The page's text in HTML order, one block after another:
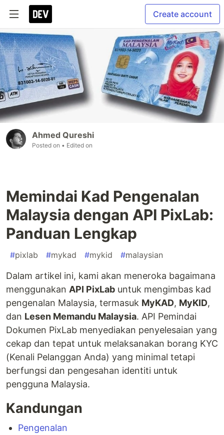
Create account
Ahmed Qureshi
Posted on • Edited on
Memindai Kad Pengenalan
Malaysia dengan API PixLab:
Panduan Lengkap
#pixlab #mykad #mykid #malaysian
Dalam artikel ini, kami akan meneroka bagaimana
menggunakan API PixLab untuk mengimbas kad
pengenalan Malaysia, termasuk MyKAD, MyKID,
dan Lesen Memandu Malaysia. API Pemindai
Dokumen PixLab menyediakan penyelesaian yang
cekap dan tepat untuk melaksanakan borang KYC
(Kenali Pelanggan Anda) yang minimal tetapi
berfungsi dan pengesahan identiti untuk
pengguna Malaysia.
Kandungan
Pengenalan